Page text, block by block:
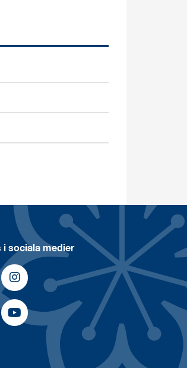
i sociala medier